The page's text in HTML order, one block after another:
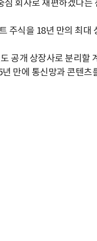
심 회사로 재편하겠다는
주식을 18년 만의 최대
공개 상장사로 분리할
만에 통신망과 콘텐츠